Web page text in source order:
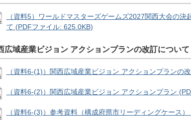
（資料5）ワールドマスターズゲームズ2027関西大会の
て (PDFファイル: 625.0KB)
広域産業ビジョン アクションプランの改訂について
（資料6-(1)）関西広域産業ビジョン アクションプランの
（資料6-(2)）関西広域産業ビジョン アクションプラン
（資料6-(3)）参考資料（構成府県市リーディングケース